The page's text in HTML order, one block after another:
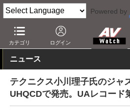
Powered by
カテゴリ ログイン
AV Watch コンテンツ・サービス
ニュース
テクニクス小川理子氏のジャ
UHQCDで発売。UAレコード